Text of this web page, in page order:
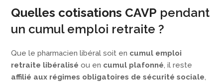
Quelles cotisations CAVP pendant
un cumul emploi retraite ?
Que le pharmacien libéral soit en cumul emploi
retraite libéralisé ou en cumul plafonné, il reste
affilié aux régimes obligatoires de sécurité sociale,